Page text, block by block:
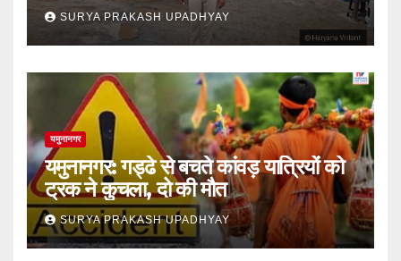
SURYA PRAKASH UPADHYAY
यमुनानगर
यमुनानगर: गड्ढे से बचते कांवड़ यात्रियों को
ट्रक ने कुचला, दो की मौत
SURYA PRAKASH UPADHYAY